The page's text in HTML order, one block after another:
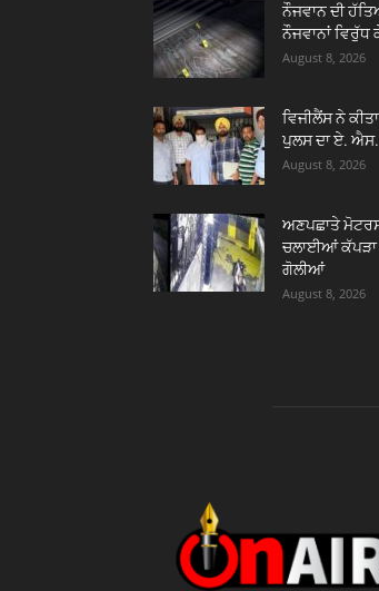
ਨੌਜਵਾਨ ਦੀ
ਨੌਜਵਾਨਾਂ ਵਿਰੁੱਧ
August 8, 2026
ਵਿਜੀਲੈਂਸ ਨੇ
ਪੁਲਸ ਦਾ ਏ.
August 8, 2026
ਅਣਪਛਾਤੇ
ਚਲਾਈਆਂ ਕੱਪੜਾ
ਗੋਲੀਆਂ
August 8, 2026